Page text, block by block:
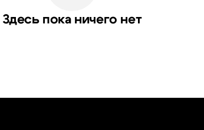
Здесь пока ничего нет